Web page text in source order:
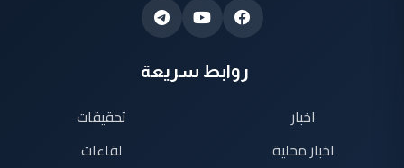
روابط سريعة
اخبار
اخبار محلية
تحقيقات
لقاءات